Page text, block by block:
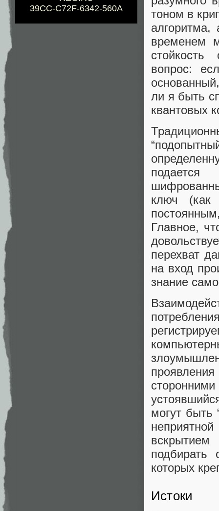
39CC-C72F-6342-560A
тоном в
алгоритма,
временем
стойкость
вопрос:
ли я быть
квантовых
ключ (как
Главное,
перехват
на вход
знание
могут быть
вскрытием
подбирать
которых
Истоки